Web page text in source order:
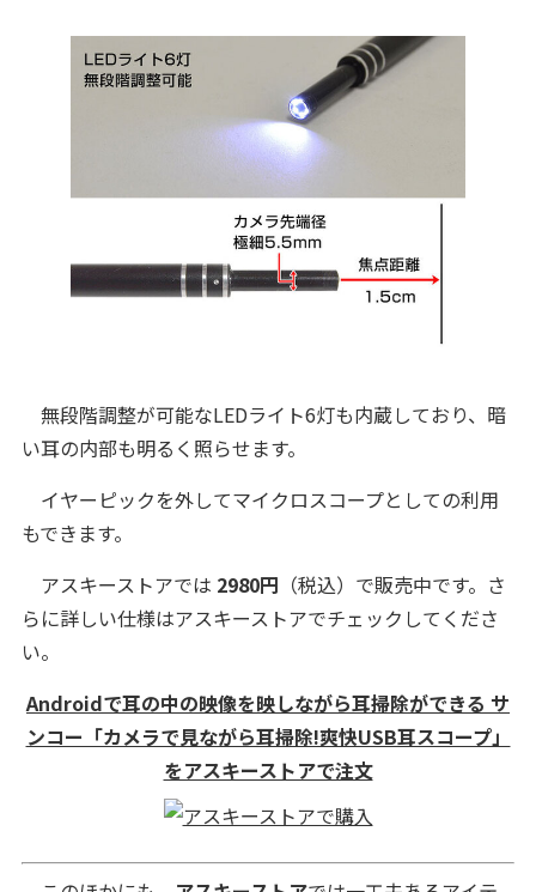
無段階調整が可能なLEDライト6灯も内蔵しており、暗
い耳の内部も明るく照らせます。
イヤーピックを外してマイクロスコープとしての利用
もできます。
アスキーストアでは 2980円 （税込）で販売中です。さ
らに詳しい仕様はアスキーストアでチェックしてくださ
い。
Androidで耳の中の映像を映しながら耳掃除ができる サ
ンコー「カメラで見ながら耳掃除!爽快USB耳スコープ」
をアスキーストアで注文